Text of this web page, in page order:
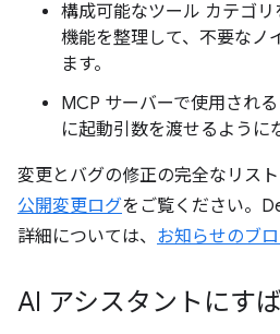
構成可能なツール カテゴ
機能を整理して、不要なノ
ます。
MCP サーバーで使用され
に起動引数を渡せるように
変更とバグの修正の完全なリスト
公開変更ログをご覧ください。
詳細については、 お知らせのブ
AI アシスタントにす